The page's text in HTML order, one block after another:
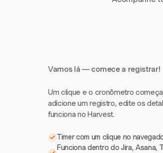
Vamos lá — comece a registrar!
Um clique e o cronômetro
adicione um registro, edite os
funciona no Harvest.
Timer com um clique no
Funciona dentro do Jira, Asana,